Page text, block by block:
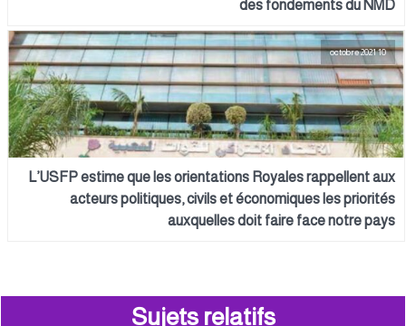
des fondements du NMD
10 octobre 2021
L’USFP estime que les orientations Royales rappellent aux
acteurs politiques, civils et économiques les priorités
auxquelles doit faire face notre pays
Sujets relatifs